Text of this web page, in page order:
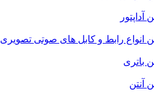
آداپتور
انواع رابط و کابل های صوتی تصویری
باتری
آنتن